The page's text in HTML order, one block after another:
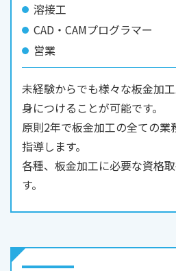
溶接工
CAD・CAMプログラマー
営業
未経験からでも様々な板金加
身につけることが可能です。
原則2年で板金加工の全ての業
指導します。
各種、板金加工に必要な資格
す。